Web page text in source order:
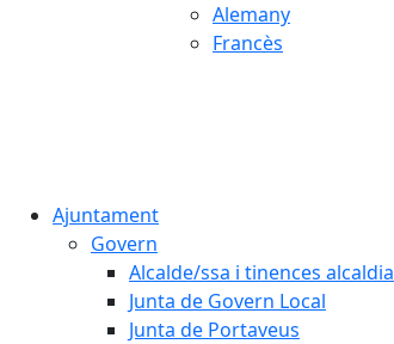
Alemany
Francès
Ajuntament
Govern
Alcalde/ssa i tinences alcaldia
Junta de Govern Local
Junta de Portaveus